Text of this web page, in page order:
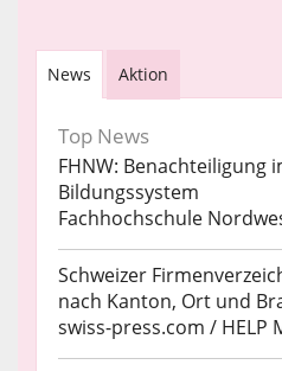
News Aktion
Top News
FHNW: Benachteiligung
Bildungssystem
Fachhochschule
Schweizer
nach Kanton, Ort und
swiss-press.com / HELP